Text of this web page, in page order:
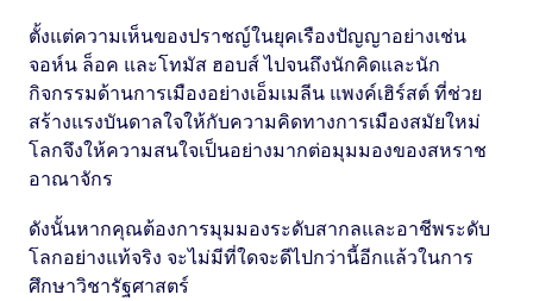
ตั้งแต่ความเห็นของปราชญ์ในยุคเรืองปัญญาอย่างเช่น
จอห์น ล็อค และโทมัส ฮอบส์ ไปจนถึงนักคิดและนัก
กิจกรรมด้านการเมืองอย่างเอ็มเมลีน แพงค์เฮิร์สต์ ที่ช่วย
สร้างแรงบันดาลใจให้กับความคิดทางการเมืองสมัยใหม่
โลกจึงให้ความสนใจเป็นอย่างมากต่อมุมมองของสหราช
อาณาจักร
ดังนั้นหากคุณต้องการมุมมองระดับสากลและอาชีพระดับ
โลกอย่างแท้จริง จะไม่มีที่ใดจะดีไปกว่านี้อีกแล้วในการ
ศึกษาวิชารัฐศาสตร์